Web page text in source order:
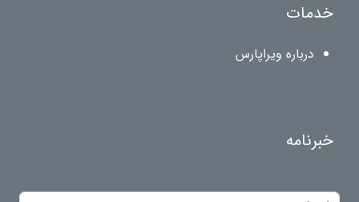
خدمات
درباره ویراپارس
خبرنامه